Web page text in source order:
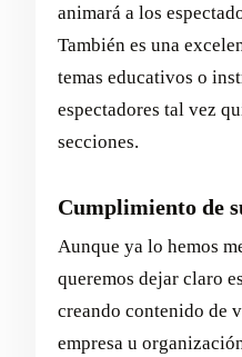
animará a los
También es una
temas educativos o
espectadores tal vez
secciones.
Cumplimiento de
Aunque ya lo hemos
queremos dejar claro
creando contenido de
empresa u